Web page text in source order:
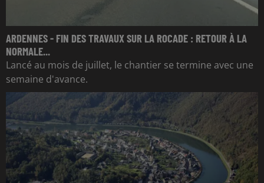
ARDENNES - FIN DES TRAVAUX SUR LA ROCADE : RETOUR À LA
NORMALE...
Lancé au mois de juillet, le chantier se termine avec une
semaine d'avance.